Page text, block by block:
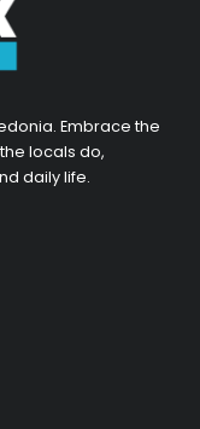
Embrace the
locals do,
daily life.